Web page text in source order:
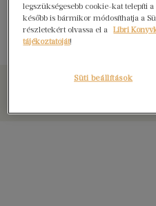
Pénelopeia
legszükségesebb cookie-kat telepíti
később is bármikor módosíthatja a
részletekért olvassa el a
Libri
tájékoztatóját!
Süti beállítások